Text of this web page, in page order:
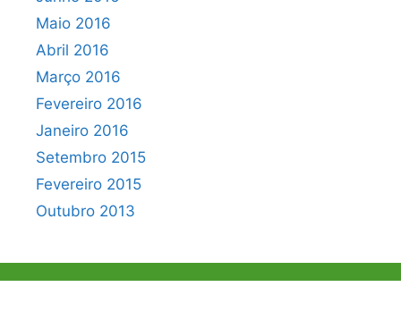
Maio 2016
Abril 2016
Março 2016
Fevereiro 2016
Janeiro 2016
Setembro 2015
Fevereiro 2015
Outubro 2013